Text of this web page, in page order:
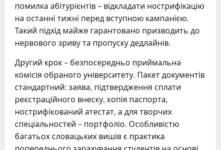
помилка абітурієнтів – відкладати нострифікацію
на останні тижні перед вступною кампанією.
Такий підхід майже гарантовано призводить до
нервового зриву та пропуску дедлайнів.
Другий крок – безпосередньо приймальна
комісія обраного університету. Пакет документів
стандартний: заява, підтвердження сплати
реєстраційного внеску, копія паспорта,
нострифікований атестат, а для творчих
спеціальностей – портфоліо. Особливістю
багатьох словацьких вишів є практика